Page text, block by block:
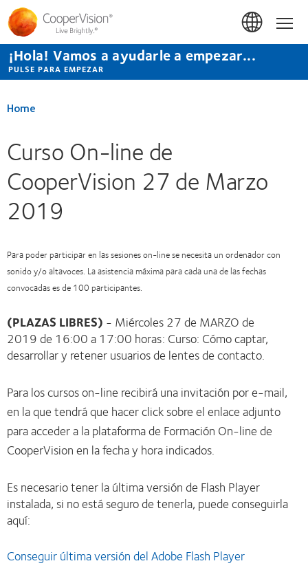
Pasar
contenido
principal
¡Hola! Vamos a ayudarle a empezar...
PULSE PARA EMPEZAR
Home
Curso On-line de
CooperVision 27 de Marzo
2019
Para poder participar en las sesiones on-line se necesita un ordenador con
sonido y/o altavoces. La asistencia máxima para cada una de las fechas
convocadas es de 100 participantes.
(PLAZAS LIBRES) - Miércoles 27 de MARZO de
2019 de 16:00 a 17:00 horas: Curso: Cómo captar,
desarrollar y retener usuarios de lentes de contacto.
Para los cursos on-line recibirá una invitación por e-mail,
en la que tendrá que hacer click sobre el enlace adjunto
para acceder a la plataforma de Formación On-line de
CooperVision en la fecha y hora indicados.
Es necesario tener la última versión de Flash Player
instalada, si no está seguro de tenerla, puede conseguirla
aquí:
Conseguir última versión del Adobe Flash Player